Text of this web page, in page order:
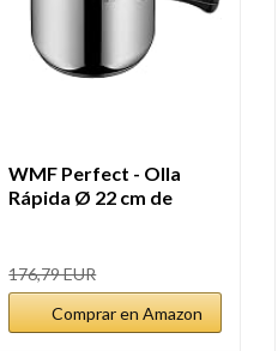
WMF Perfect - Olla
Rápida Ø 22 cm de
176,79 EUR
Comprar en Amazon